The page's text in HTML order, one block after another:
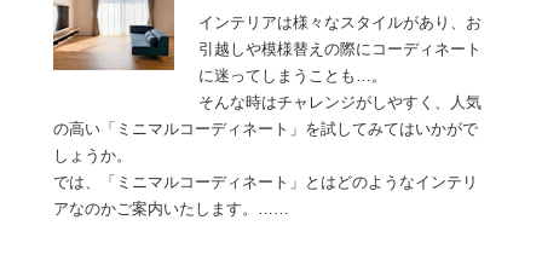
インテリアは様々なスタイルがあり、お
引越しや模様替えの際にコーディネート
に迷ってしまうことも…。
そんな時はチャレンジがしやすく、人気
の高い「ミニマルコーディネート」を試してみてはいかがで
しょうか。
では、「ミニマルコーディネート」とはどのようなインテリ
アなのかご案内いたします。……